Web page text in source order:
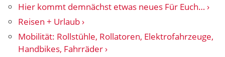
Hier kommt demnächst etwas neues Für Euch…
Reisen + Urlaub
Mobilität: Rollstühle, Rollatoren, Elektrofahrzeuge,
Handbikes, Fahrräder